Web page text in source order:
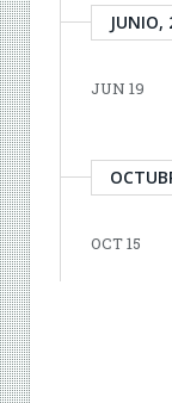
JUNIO,
JUN 19
OCT 15